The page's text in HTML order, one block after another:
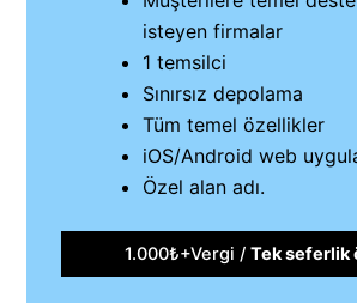
isteyen firmalar
1 temsilci
Sınırsız depolama
Tüm temel özellikler
iOS/Android web
Özel alan adı.
1.000₺+Vergi / Tek seferlik